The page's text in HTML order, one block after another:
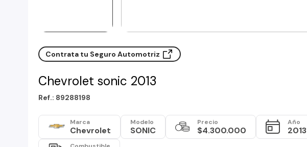
Contrata tu Seguro Automotriz
Chevrolet sonic 2013
Ref.: 89288198
Marca
Chevrolet
Modelo
SONIC
Precio
$4.300.000
Año
2013